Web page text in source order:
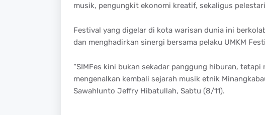
musik, pengungkit ekonomi kreatif, sekaligus
Festival yang digelar di kota warisan dunia ini
dan menghadirkan sinergi bersama pelaku UMKM
“SIMFes kini bukan sekadar panggung hiburan,
mengenalkan kembali sejarah musik etnik
Sawahlunto Jeffry Hibatullah, Sabtu (8/11).